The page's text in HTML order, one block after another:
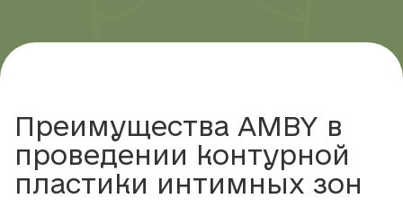
Преимущества AMBY в
проведении контурной
пластики интимных зон